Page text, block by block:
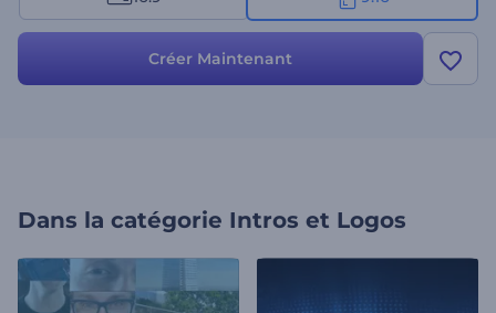
votre logo et votre slogan, et d'adapter l'ambiance à votre
douce, élégante et inoubliable !
Créer Maintenant
Dans la catégorie Intros et Logos